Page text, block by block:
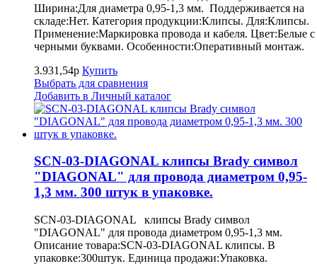
Ширина:Для диаметра 0,95-1,3 мм. Поддерживается на
складе:Нет. Категория продукции:Клипсы. Для:Клипсы.
Применение:Маркировка провода и кабеля. Цвет:Белые с
черными буквами. Особенности:Оперативный монтаж.
3.931,54р Купить
Выбрать для сравнения
Добавить в Личный каталог
SCN-03-DIAGONAL клипсы Brady символ
"DIAGONAL" для провода диаметром 0,95-
1,3 мм. 300 штук в упаковке.
SCN-03-DIAGONAL клипсы Brady символ
"DIAGONAL" для провода диаметром 0,95-1,3 мм.
Описание товара:SCN-03-DIAGONAL клипсы. В
упаковке:300штук. Единица продажи:Упаковка.